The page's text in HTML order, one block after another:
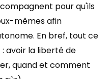
pour qu'ils
mêmes afin
En bref, tout ce
: avoir la liberté de
quand et comment